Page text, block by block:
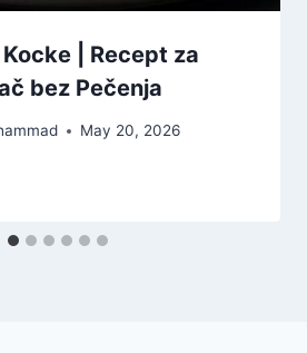
| Recept za
bez Pečenja
May 20, 2026